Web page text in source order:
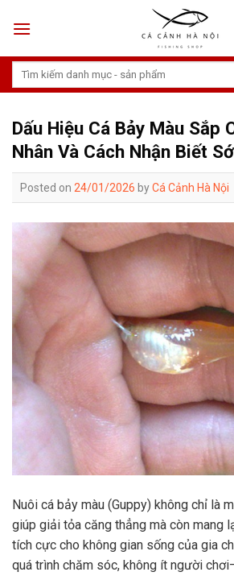
Tìm
Dấu Hiệu Cá Bảy Màu Sắp
Nhân Và Cách Nhận Biết
Posted on 24/01/2026 byCá Cảnh Hà Nội
Nuôi cá bảy màu (Guppy) không chỉ là
giúp giải tỏa căng thẳng mà còn mang
tích cực cho không gian sống của gia
quá trình chăm sóc, không ít người